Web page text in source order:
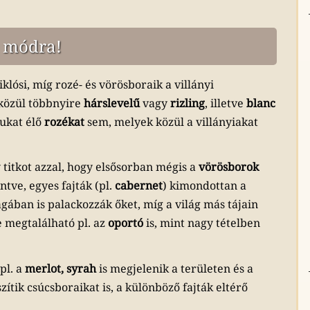
míg rozé- és vörösboraik a villányi
többnyirehárslevelűvagyrizling, illetveblanc
élőrozékatsem, melyek közül a villányiakat
azzal, hogy elsősorban mégis avörösborok
egyes fajták (pl. cabernet) kimondottan a
is palackozzák őket, míg a világ más tájain
megtalálható pl. azoportóis, mint nagy tételben
amerlot, syrahis megjelenik a területen és a
csúcsboraikat is, a különböző fajták eltérő